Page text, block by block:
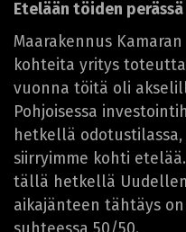
Etelään töiden perässä
Maarakennus
kohteita yritys
vuonna töitä oli
Pohjoisessa
hetkellä
siirryimme kohti
tällä hetkellä
aikajänteen tähtäys